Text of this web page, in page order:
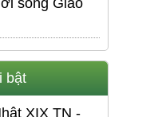
sống Giáo
bật
XIX TN -